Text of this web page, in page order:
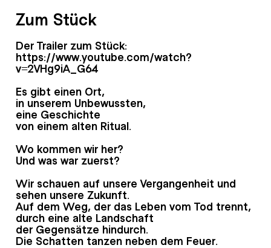
Zum Stück
Der Trailer zum Stück:
https://www.youtube.com/watch?
v=2VHg9iA_G64
Es gibt einen Ort,
in unserem Unbewussten,
eine Geschichte
von einem alten Ritual.
Wo kommen wir her?
Und was war zuerst?
Wir schauen auf unsere Vergangenheit und
sehen unsere Zukunft.
Auf dem Weg, der das Leben vom Tod trennt,
durch eine alte Landschaft
der Gegensätze hindurch.
Die Schatten tanzen neben dem Feuer.